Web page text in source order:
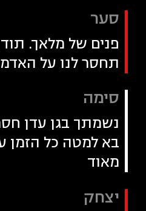
סער
פנים של מלאך.
תחסר לנו על
סימה
נשמתך בגן עדן
בא למטה כל הזמן
מאוד
יצחק